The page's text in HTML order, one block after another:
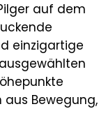
auf dem
einzigartige
Bewegung,